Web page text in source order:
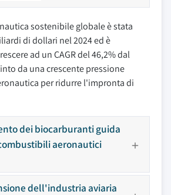
sostenibile globale è stata
di dollari nel 2024 ed è
ad un CAGR del 46,2% dal
da una crescente pressione
per ridurre l'impronta di
dei biocarburanti guida
aeronautici
dell'industria aviaria